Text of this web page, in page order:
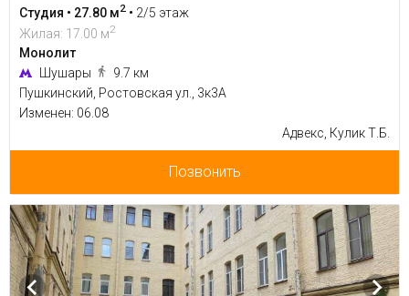
Студия • 27.80 м2 • 2/5 этаж
Жилая: 17.00 м2
Монолит
Шушары
9.7 км
Пушкинский, Ростовская ул., 3к3А
Изменен: 06.08
Адвекс, Кулик Т.Б.
Позвонить